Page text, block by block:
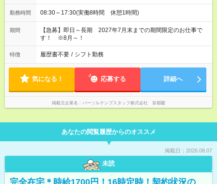
勤務時間 08:30～17:30(実働8時間 休憩1時間)
期間
【急募】即日～長期 2027年7月末までの期間限定のお仕事で
す！ ※8月～！
特徴 履歴書不要 / シフト勤務
気になる！ 応募する 詳細へ
掲載元企業名 パーソルテンプスタッフ株式会社 首都圏
あなたの閲覧履歴からのオススメ
掲載日：2026.08.07
未読
完全在宅＊時給1700円！16時定時！契約状況の